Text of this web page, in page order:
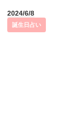
2024/6/8
誕生日占い